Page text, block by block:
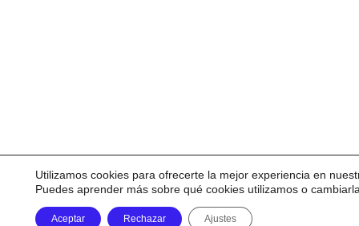
Utilizamos cookies para ofrecerte la mejor experiencia en
Puedes aprender más sobre qué cookies utilizamos o
Aceptar Rechazar Ajustes